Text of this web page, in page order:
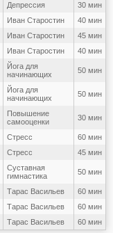
Депрессия
30 мин
Иван Старостин
40 мин
Иван Старостин
45 мин
Иван Старостин 40 мин
Йога для
начинающих
50 мин
Йога для
начинающих
50 мин
Повышение
самооценки
30 мин
Стресс
60 мин
Стресс 45 мин
Суставная
гимнастика
50 мин
Тарас Васильев
60 мин
Тарас Васильев
60 мин
Тарас Васильев 60 мин